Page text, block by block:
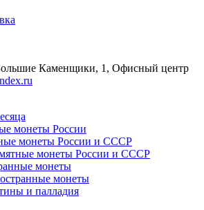
Каменщики, 1, Офисный центр
монеты России
монеты России и СССР
монеты России и СССР
монеты
монеты
и палладия